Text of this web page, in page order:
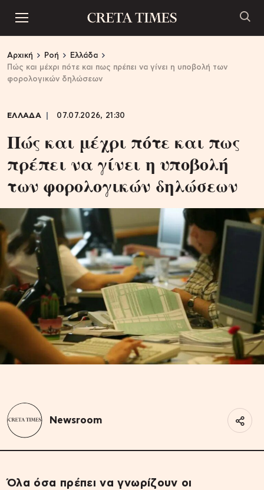
Αρχική Ροή
Ελλάδα
Πώς και μέχρι πότε και πως πρέπει να γίνει η υποβολή των
φορολογικών δηλώσεων
ΕΛΛΑΔΑ 07.07.2026, 21:30
Πώς και μέχρι πότε και πως
πρέπει να γίνει η υποβολή
των φορολογικών δηλώσεων
Newsroom
Όλα όσα πρέπει να γνωρίζουν οι